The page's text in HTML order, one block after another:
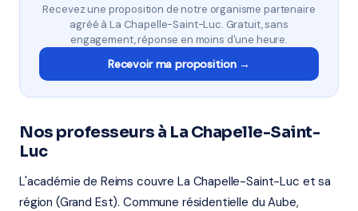
Recevez une proposition de notre organisme partenaire
agréé à La Chapelle-Saint-Luc. Gratuit, sans
engagement, réponse en moins d'une heure.
Recevoir ma proposition →
Nos professeurs à La Chapelle-Saint-
Luc
L'académie de Reims couvre La Chapelle-Saint-Luc et sa
région (Grand Est). Commune résidentielle du Aube,